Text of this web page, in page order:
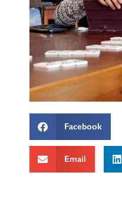
Facebook
Email